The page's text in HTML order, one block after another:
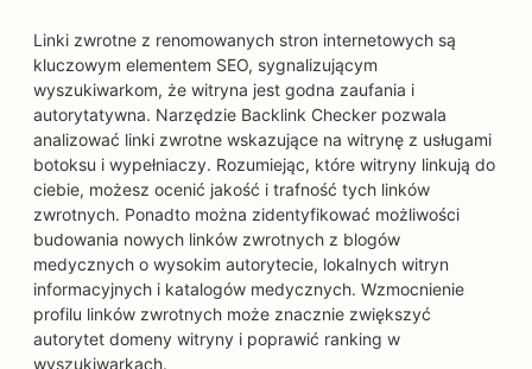
Linki zwrotne z renomowanych stron internetowych są
kluczowym elementem SEO, sygnalizującym
wyszukiwarkom, że witryna jest godna zaufania i
autorytatywna. Narzędzie Backlink Checker pozwala
analizować linki zwrotne wskazujące na witrynę z usługami
botoksu i wypełniaczy. Rozumiejąc, które witryny linkują do
ciebie, możesz ocenić jakość i trafność tych linków
zwrotnych. Ponadto można zidentyfikować możliwości
budowania nowych linków zwrotnych z blogów
medycznych o wysokim autorytecie, lokalnych witryn
informacyjnych i katalogów medycznych. Wzmocnienie
profilu linków zwrotnych może znacznie zwiększyć
autorytet domeny witryny i poprawić ranking w
wyszukiwarkach.